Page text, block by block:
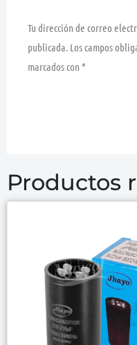
Tu dirección de correo
publicada. Los campos
marcados con *
Productos